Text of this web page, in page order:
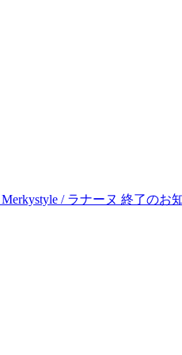
Merkystyle / ラナーヌ 終了のお